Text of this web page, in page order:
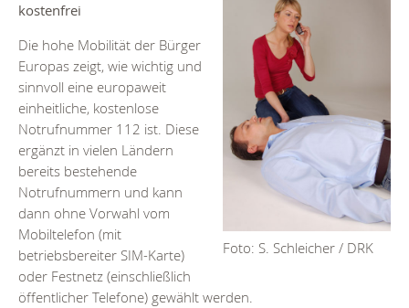
Foto: S. Schleicher / DRK
kostenfrei
Die hohe Mobilität der Bürger
Europas zeigt, wie wichtig und
sinnvoll eine europaweit
einheitliche, kostenlose
Notrufnummer 112 ist. Diese
ergänzt in vielen Ländern
bereits bestehende
Notrufnummern und kann
dann ohne Vorwahl vom
Mobiltelefon (mit
betriebsbereiter SIM-Karte)
oder Festnetz (einschließlich
öffentlicher Telefone) gewählt werden.